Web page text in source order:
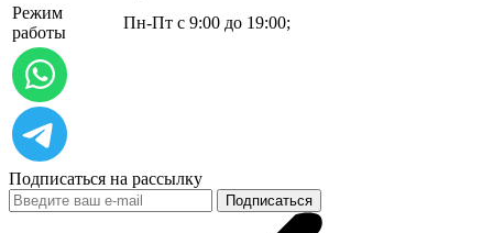
Режим
работы
Пн-Пт с 9:00 до 19:00;
Подписаться на рассылку
Подписаться